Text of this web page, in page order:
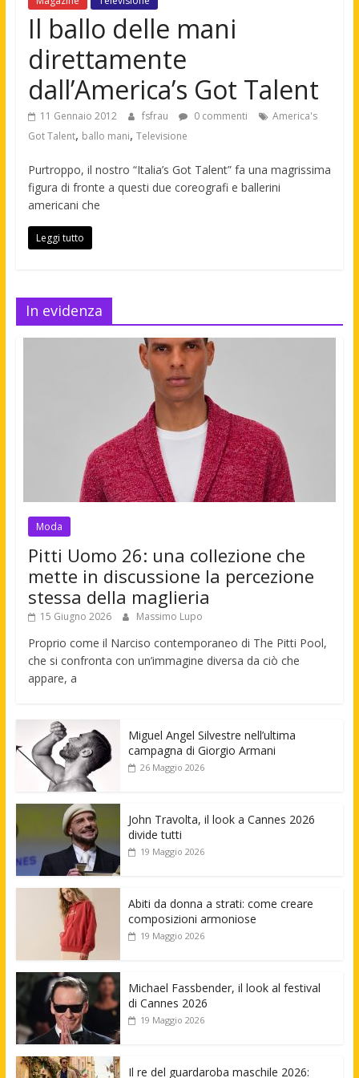
Il ballo delle mani
direttamente
dall’America’s Got Talent
11 Gennaio 2012 fsfrau 0 commenti
America's
Got Talent, ballo mani, Televisione
Purtroppo, il nostro “Italia’s Got Talent” fa una magrissima
figura di fronte a questi due coreografi e ballerini
americani che
Leggi tutto
In evidenza
Moda
Pitti Uomo 26: una collezione che
mette in discussione la percezione
stessa della maglieria
15 Giugno 2026 Massimo Lupo
Proprio come il Narciso contemporaneo di The Pitti Pool,
che si confronta con un’immagine diversa da ciò che
appare, a
Miguel Angel Silvestre nell’ultima
campagna di Giorgio Armani
26 Maggio 2026
John Travolta, il look a Cannes 2026
divide tutti
19 Maggio 2026
Abiti da donna a strati: come creare
composizioni armoniose
19 Maggio 2026
Michael Fassbender, il look al festival
di Cannes 2026
19 Maggio 2026
Il re del guardaroba maschile 2026: